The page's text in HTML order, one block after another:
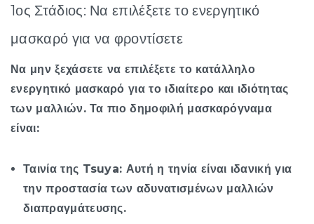
1ος Στάδιος: Να επιλέξετε το ενεργητικό
μασκαρό για να φροντίσετε
Να μην ξεχάσετε να επιλέξετε το κατάλληλο
ενεργητικό μασκαρό για το ιδιαίτερο και ιδιότητας
των μαλλιών. Τα πιο δημοφιλή μασκαρόγναμα
είναι:
Ταινία της Tsuya: Αυτή η τηνία είναι ιδανική για
την προστασία των αδυνατισμένων μαλλιών
διαπραγμάτευσης.